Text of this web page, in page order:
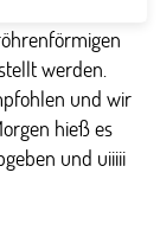
werden.
und wir
hieß es
und uiiiii